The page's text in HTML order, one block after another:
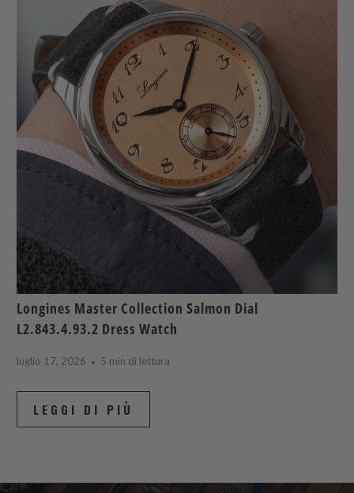
Longines Master Collection Salmon Dial
L2.843.4.93.2 Dress Watch
luglio 17, 2026 5 min di lettura
LEGGI DI PIÙ